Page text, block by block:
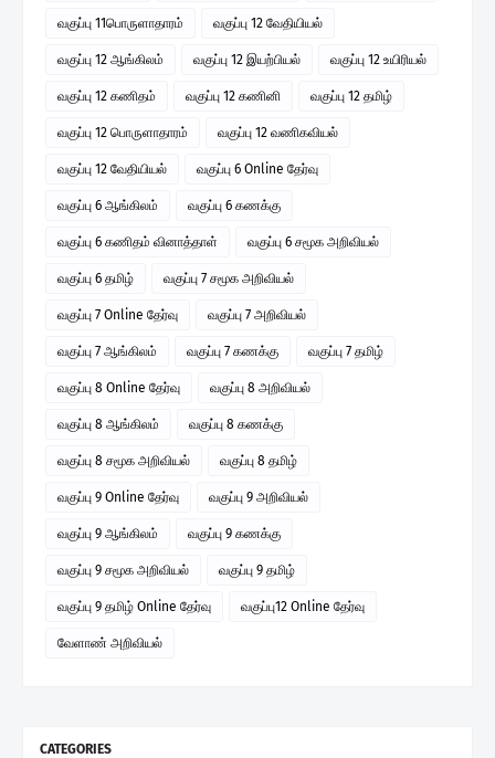
வகுப்பு 11பொருளாதாரம் வகுப்பு 12 வேதியியல்
வகுப்பு 12 ஆங்கிலம் வகுப்பு 12 இயற்பியல் வகுப்பு 12 உயிரியல்
வகுப்பு 12 கணிதம் வகுப்பு 12 கணினி வகுப்பு 12 தமிழ்
வகுப்பு 12 பொருளாதாரம் வகுப்பு 12 வணிகவியல்
வகுப்பு 12 வேதியியல் வகுப்பு 6 Online தேர்வு
வகுப்பு 6 ஆங்கிலம் வகுப்பு 6 கணக்கு
வகுப்பு 6 கணிதம் வினாத்தாள் வகுப்பு 6 சமூக அறிவியல்
வகுப்பு 6 தமிழ் வகுப்பு 7 சமூக அறிவியல்
வகுப்பு 7 Online தேர்வு வகுப்பு 7 அறிவியல்
வகுப்பு 7 ஆங்கிலம் வகுப்பு 7 கணக்கு வகுப்பு 7 தமிழ்
வகுப்பு 8 Online தேர்வு வகுப்பு 8 அறிவியல்
வகுப்பு 8 ஆங்கிலம் வகுப்பு 8 கணக்கு
வகுப்பு 8 சமூக அறிவியல் வகுப்பு 8 தமிழ்
வகுப்பு 9 Online தேர்வு வகுப்பு 9 அறிவியல்
வகுப்பு 9 ஆங்கிலம் வகுப்பு 9 கணக்கு
வகுப்பு 9 சமூக அறிவியல் வகுப்பு 9 தமிழ்
வகுப்பு 9 தமிழ் Online தேர்வு வகுப்பு12 Online தேர்வு
வேளாண் அறிவியல்
CATEGORIES